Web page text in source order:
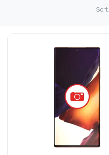
Sort: